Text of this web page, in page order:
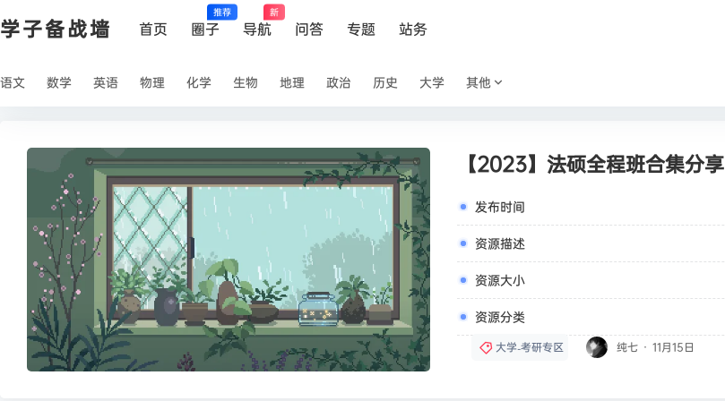
学子备战墙 首页 圈子
推荐
导航
新
问答 专题 站务
语文 数学 英语 物理 化学 生物 地理 政治 历史 大学 其他
【2023】法硕全程班合集分享
发布时间
资源描述
资源大小
资源分类
大学-考研专区 纯七 · 11月15日